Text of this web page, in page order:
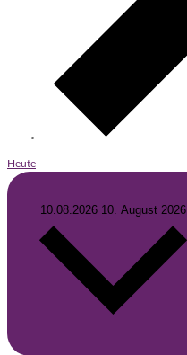
Heute
10.08.2026 10. August 2026